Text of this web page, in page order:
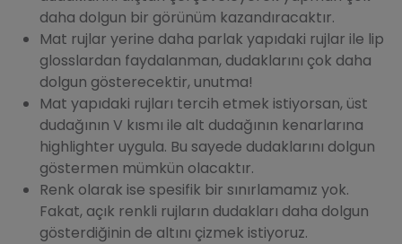
daha dolgun bir görünüm kazandıracaktır.
Mat rujlar yerine daha parlak yapıdaki rujlar ile lip
glosslardan faydalanman, dudaklarını çok daha
dolgun gösterecektir, unutma!
Mat yapıdaki rujları tercih etmek istiyorsan, üst
dudağının V kısmı ile alt dudağının kenarlarına
highlighter uygula. Bu sayede dudaklarını dolgun
göstermen mümkün olacaktır.
Renk olarak ise spesifik bir sınırlamamız yok.
Fakat, açık renkli rujların dudakları daha dolgun
gösterdiğinin de altını çizmek istiyoruz.